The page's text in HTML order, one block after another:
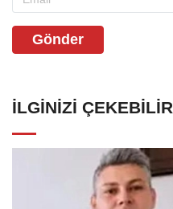
Gönder
İLGINIZI ÇEKEBILIR